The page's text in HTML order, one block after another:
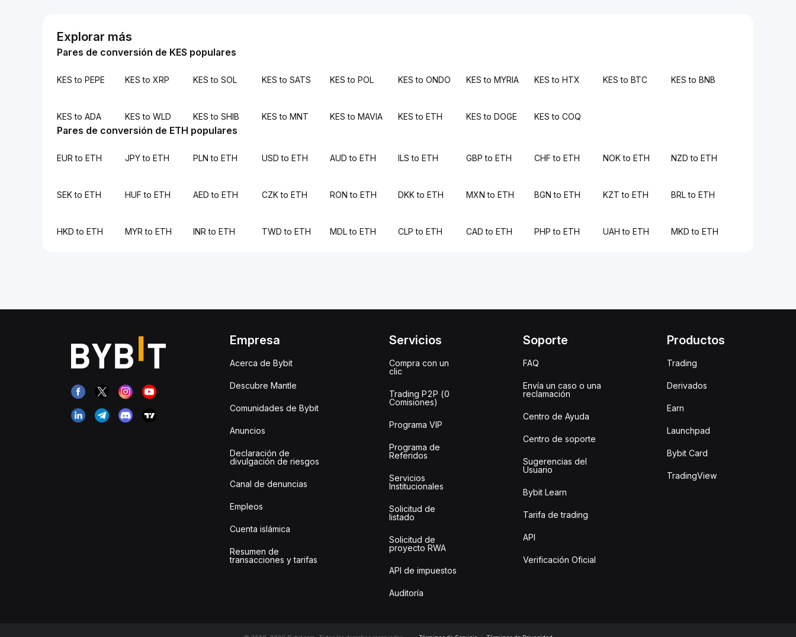
Explorar más
Pares de conversión de KES populares
KES to PEPE KES to XRP KES to SOL KES to SATS KES to POL KES to ONDO KES to MYRIA KES to HTX KES to BTC KES to BNB
KES to ADA KES to WLD KES to SHIB KES to MNT KES to MAVIA KES to ETH KES to DOGE KES to COQ
Pares de conversión de ETH populares
EUR to ETH JPY to ETH PLN to ETH USD to ETH AUD to ETH ILS to ETH GBP to ETH CHF to ETH NOK to ETH NZD to ETH
SEK to ETH HUF to ETH AED to ETH CZK to ETH RON to ETH DKK to ETH MXN to ETH BGN to ETH KZT to ETH BRL to ETH
HKD to ETH MYR to ETH INR to ETH TWD to ETH MDL to ETH CLP to ETH CAD to ETH PHP to ETH UAH to ETH MKD to ETH
Empresa
Acerca de Bybit
Descubre Mantle
Comunidades de Bybit
Anuncios
Declaración de
divulgación de riesgos
Canal de denuncias
Empleos
Cuenta islámica
Resumen de
transacciones y tarifas
Servicios
Compra con un
clic
Trading P2P (0
Comisiones)
Programa VIP
Programa de
Referidos
Servicios
Institucionales
Solicitud de
listado
Solicitud de
proyecto RWA
API de impuestos
Auditoría
Soporte
FAQ
Envía un caso o una
reclamación
Centro de Ayuda
Centro de soporte
Sugerencias del
Usuario
Bybit Learn
Tarifa de trading
API
Verificación Oficial
Productos
Trading
Derivados
Earn
Launchpad
Bybit Card
TradingView